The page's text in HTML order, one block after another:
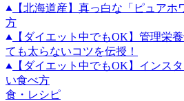
【北海道産】真っ白な「ピュア
方
【ダイエット中でもOK】管理栄
ても太らないコツを伝授！
【ダイエット中でもOK】インス
い食べ方
食・レシピ